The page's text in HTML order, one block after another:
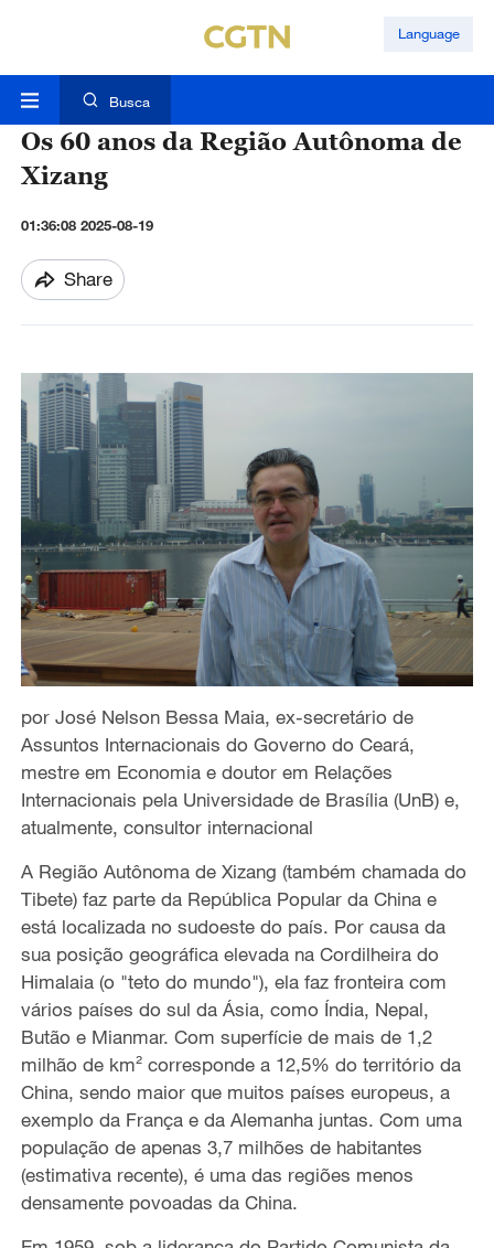
Language
Busca
Os 60 anos da Região Autônoma de
Xizang
01:36:08 2025-08-19
Share
por José Nelson Bessa Maia, ex-secretário de
Assuntos Internacionais do Governo do Ceará,
mestre em Economia e doutor em Relações
Internacionais pela Universidade de Brasília (UnB) e,
atualmente, consultor internacional
A Região Autônoma de Xizang (também chamada do
Tibete) faz parte da República Popular da China e
está localizada no sudoeste do país. Por causa da
sua posição geográfica elevada na Cordilheira do
Himalaia (o "teto do mundo"), ela faz fronteira com
vários países do sul da Ásia, como Índia, Nepal,
Butão e Mianmar. Com superfície de mais de 1,2
milhão de km² corresponde a 12,5% do território da
China, sendo maior que muitos países europeus, a
exemplo da França e da Alemanha juntas. Com uma
população de apenas 3,7 milhões de habitantes
(estimativa recente), é uma das regiões menos
densamente povoadas da China.